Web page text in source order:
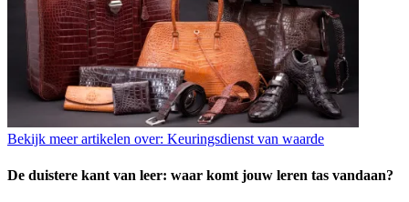
Bekijk meer artikelen over: Keuringsdienst van waarde
De duistere kant van leer: waar komt jouw leren tas vandaan?